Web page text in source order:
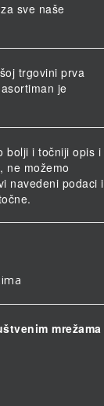
sve naše
trgovini prva
je
bolji i točniji opis i
ne možemo
navedeni podaci i
mrežama